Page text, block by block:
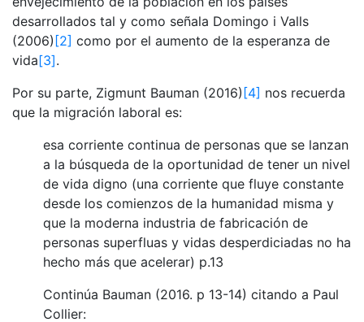
desarrollados tal y como señala Domingo i Valls
(2006) [2] como por el aumento de la esperanza de
vida[3].
Por su parte, Zigmunt Bauman (2016) [4] nos recuerda
que la migración laboral es:
esa corriente continua de personas que se lanzan
a la búsqueda de la oportunidad de tener un nivel
de vida digno (una corriente que fluye constante
desde los comienzos de la humanidad misma y
que la moderna industria de fabricación de
personas superfluas y vidas desperdiciadas no ha
hecho más que acelerar) p.13
Continúa Bauman (2016. p 13-14) citando a Paul
Collier: